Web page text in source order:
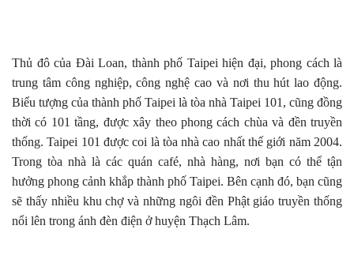
Thủ đô của Đài Loan, thành phố Taipei hiện đại, phong cách là
trung tâm công nghiệp, công nghệ cao và nơi thu hút lao động.
Biểu tượng của thành phố Taipei là tòa nhà Taipei 101, cũng đồng
thời có 101 tầng, được xây theo phong cách chùa và đền truyền
thống. Taipei 101 được coi là tòa nhà cao nhất thế giới năm 2004.
Trong tòa nhà là các quán café, nhà hàng, nơi bạn có thể tận
hưởng phong cảnh khắp thành phố Taipei. Bên cạnh đó, bạn cũng
sẽ thấy nhiều khu chợ và những ngôi đền Phật giáo truyền thống
nổi lên trong ánh đèn điện ở huyện Thạch Lâm.